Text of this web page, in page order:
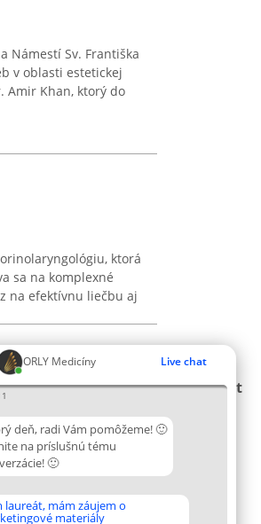
ORLY Medicíny Live chat
deň, radi Vám pomôžeme! 🙂
na príslušnú tému
🙂
laureát, mám záujem o
materiály
Námestí Sv. Františka
v oblasti estetickej
Amir Khan, ktorý do
ktorá
sa na komplexné
na efektívnu liečbu aj
sp. k.
22
079
400
Hodnotenie
Lista
wszystkich
Podmienky
podmienky
Kontakt